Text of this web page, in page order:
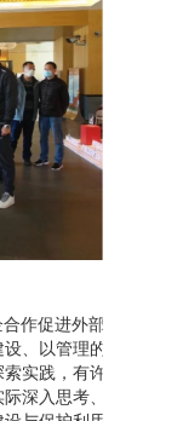
作促进外部力量与
、以管理的精细化
实践，有许多地方
深入思考、谋划，